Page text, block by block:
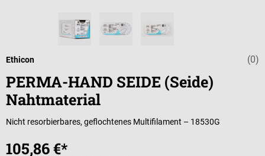
(0)
Ethicon
PERMA-HAND SEIDE (Seide)
Nahtmaterial
Nicht resorbierbares, geflochtenes Multifilament – 18530G
105,86 €*